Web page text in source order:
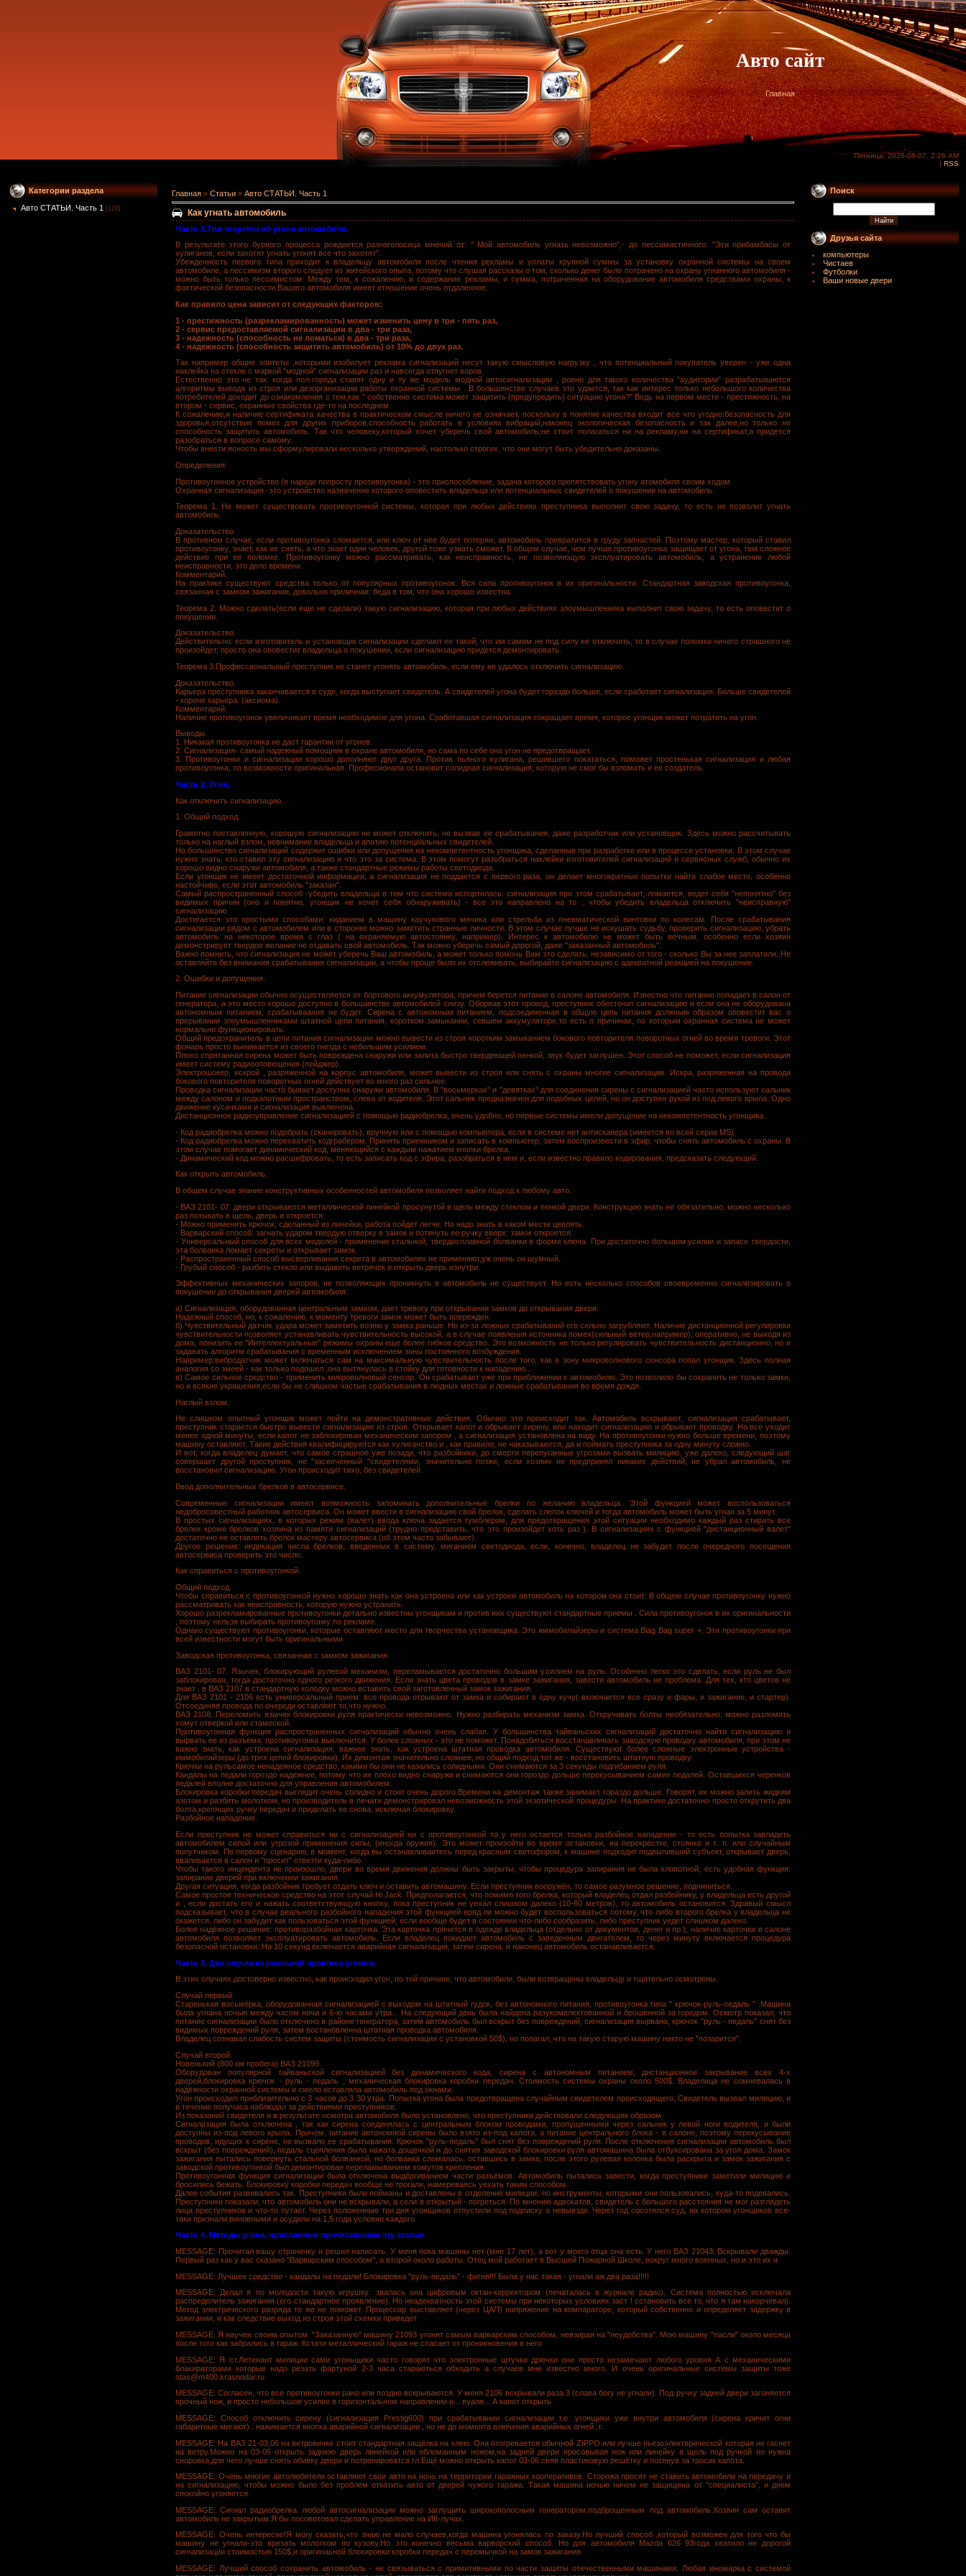
Авто сайт
Главная
Пятница, 2026-08-07, 2:26 AM
| RSS
Категории раздела
Авто СТАТЬИ. Часть 1 [128]
Главная » Статьи » Авто СТАТЬИ. Часть 1
Как угнать автомобиль
Часть 1.Три теоремы об угоне автомобиля.
В результате этого бурного процесса рождается разноголосица мнений от: " Мой автомобиль угнать невозможно",- до пессимистичного: "Эти прибамбасы от
хулиганов, если захотят угнать угонят все что захотят".
Убежденность первого типа приходит к владельцу автомобиля после чтения рекламы и уплаты крупной суммы за установку охранной системы на своем
автомобиле, а пессимизм второго следует из житейского опыта, потому что слушая рассказы о том, сколько денег было потрачено на охрану угнанного автомобиля -
можно быть только пессимистом. Между тем, к сожалению, и содержание рекламы, и сумма, потраченная на оборудование автомобиля средствами охраны, к
фактической безопасности Вашего автомобиля имеет отношение очень отдаленное.
Как правило цена зависит от следующих факторов:
1 - престижность (разрекламированность) может изменить цену в три - пять раз,
2 - сервис предоставляемой сигнализации в два - три раза,
3 - надежность (способность не ломаться) в два - три раза,
4 - надежность (способность защитить автомобиль) от 10% до двух раз.
Так например общие эпитеты ,которыми изобилует реклама сигнализаций несут такую смысловую нагрузку , что потенциальный покупатель уверен - уже одна
наклейка на стекле с маркой "модной" сигнализации раз и навсегда отпугнет воров.
Естественно это не так: когда пол-города ставят одну и ту же модель модной автосигнализации , ровно для такого количества "аудитории" разрабатываются
алгоритмы вывода из строя или дезорганизации работы охранной системы . В большинстве случаев это удается, так как интерес только небольшого количества
потребителей доходит до ознакомления с тем,как " собственно система может защитить (предупредить) ситуацию угона?" Ведь на первом месте - престижность, на
втором - сервис, охранные свойства где-то на последнем.
К сожалению,и наличие сертификата качества в практическом смысле ничего не означает, поскольку в понятие качества входит все что угодно:безопасность для
здоровья,отсутствие помех для других приборов,способность работать в условиях вибраций,наконец экологическая безопасность и так далее,но только не
способность защитить автомобиль. Так что человеку,который хочет уберечь свой автомобиль,не стоит полагаться ни на рекламу,ни на сертификат,а придется
разобраться в вопросе самому.
Чтобы внести ясность мы сформулировали несколько утверждений, настолько строгих, что они могут быть убедительно доказаны.
Определения:
Противоугонное устройство (в народе попросту противоугонка) - это приспособление, задача которого препятствовать угону атомобиля своим ходом.
Охранная сигнализация -это устройство назначение которого оповестить владельца или потенциальных свидетелей о покушении на автомобиль.
Теорема 1. Не может существовать противоугонной системы, которая при любых действиях преступника выполнит свою задачу, то есть не позволит угнать
автомобиль.
Доказательство.
В противном случае, если противоугонка сломается, или ключ от нее будет потерян, автомобиль превратится в груду запчастей. Поэтому мастер, который ставил
противоугонку, знает, как ее снять, а что знает один человек, другой тоже узнать сможет. В общем случае, чем лучше противоугонка защищает от угона, тем сложнее
действие при ее поломке. Противоугонку можно рассматривать, как неисправность, не позволяющую эксплуатировать автомобиль, а устранение любой
неисправности, это дело времени.
Комментарий.
На практике существуют средства только от популярных противоугонок. Вся сила противоугонок в их оригинальности. Cтандартная заводская противоугонка,
связанная с замком зажигания, довольно приличная: беда в том, что она хорошо известна.
Теорема 2. Можно сделать(если еще не сделали) такую сигнализацию, которая при любых действиях злоумышленника выполнит свою задачу, то есть оповестит о
покушении.
Доказательство.
Действительно: если изготовитель и установщик сигнализации сделают ее такой, что им самим не под силу ее отключить, то в случае поломки ничего страшного не
произойдет, просто она оповестит владельца о покушении, если сигнализацию придется демонтировать.
Теорема 3.Профессиональный преступник не станет угонять автомобиль, если ему не удалось отключить сигнализацию.
Доказательство.
Карьера преступника заканчивается в суде, когда выступает свидетель. А свидетелей угона будет гораздо больше, если сработает сигнализация. Больше свидетелей
- короче карьера. (аксиома).
Комментарий.
Наличие противоугонок увеличивает время необходимое для угона. Сработавшая сигнализация сокращает время, которое угонщик может потратить на угон.
Выводы.
1. Никакая противоугонка не даст гарантии от угонов.
2. Сигнализация- самый надежный помощник в охране автомобиля, но сама по себе она угон не предотвращает.
3. Противоугонки и сигнализации хорошо дополняют друг друга. Против пьяного хулигана, решившего покататься, поможет простенькая сигнализация и любая
противоугонка, по возможности оригинальная. Професионала остановит солидная сигнализация, которую не смог бы взломать и ее создатель.
Часть 2. Угон.
Как отключить сигнализацию.
1. Общий подход.
Грамотно поставленную, хорошую сигнализацию не может отключить, не вызвав ее срабатывания, даже разработчик или установщик. Здесь можно рассчитывать
только на наглый взлом, невнимание владельца и апатию потенциальных свидетелей.
Но большинство сигнализаций содержит ошибки или допущения на некомпетентность угонщика, сделанные при разработке или в процессе установки. В этом случае
нужно знать, кто ставил эту сигнализацию и что это за система. В этом помогут разобраться наклейки изготовителей сигнализаций и сервисных служб, обычно их
хорошо видно снаружи автомобиля, а также стандартные режимы работы светодиода.
Если угонщик не имеет достаточной информации, а сигнализация не поддается с первого раза, он делает многократные попытки найти слабое место, особенно
настойчиво, если этот автомобиль "заказан".
Самый распространенный способ -убедить владельца в том что система испортилась: сигнализация при этом срабатывает, ломается, ведет себя "непонятно" без
видимых причин (оно и понятно, угонщик не хочет себя обнаруживать) - все это направлено на то , чтобы убедить владельца отключить "неисправную"
сигнализацию.
Достигается это простыми способами: киданием в машину каучукового мячика или стрельба из пневматической винтовки по колесам. После срабатывания
сигнализации рядом с автомобилем или в сторонке можно заметить странные личности. В этом случае лучше не искушать судьбу, проверить сигнализацию, убрать
автомобиль на некоторое время с глаз ( на охраняемую автостоянку, например). Интерес к автомобилю не может быть вечным, особенно если хозяин
демонстрирует твердое желание не отдавать свой автомобиль. Так можно уберечь самый дорогой, даже "заказанный автомобиль".
Важно помнить, что сигнализация не может уберечь Ваш автомобиль, а может только помочь Вам это сделать, независимо от того - сколько Вы за нее заплатили. Не
оставляйте без внимания срабатывания сигнализации, а чтобы проще было их отслеживать, выбирайте сигнализацию с адекватной реакцией на покушение.
2. Ошибки и допущения.
Питание сигнализации обычно осуществляется от бортового аккумулятора, причем берется питание в салоне автомобиля. Известно что питание попадает в салон от
генератора, а это место хорошо доступно в большинстве автомобилей снизу. Оборвав этот провод, преступник обесточит сигнализацию и если она не оборудована
автономным питанием, срабатываания не будет. Сирена с автономным питанием, подсоединенная в общую цепь питания должным образом оповестит вас о
прерывании злоумышленниками штатной цепи питания, коротком замыкании, севшем аккумуляторе,то есть о причинах, по которым охранная система не может
нормально функционировать.
Общий предохранитель в цепи питания сигнализации можно вывести из строя коротким замыканием бокового повторителя поворотных огней во время тревоги. Этот
фонарь просто вынимается из своего гнезда с небольшим усилием.
Плохо спрятанная сирена может быть повреждена снаружи или залита быстро твердеющей пенкой, звук будет заглушен. Этот способ не поможет, если сигнализация
имеет систему радиооповещения (пейджер).
Электрошокер, искрой , разряженной на корпус автомобиля, может вывести из строя или снять с охраны многие сигнализации. Искра, разряженная на провода
бокового повторителя поворотных огней действует во много раз сильнее.
Проводка сигнализации часто бывает доступна снаружи автомобиля. В "восьмерках" и "девятках" для соединения сирены с сигнализацией часто используют сальник
между салоном и подкапотным пространством, слева от водителя. Этот сальник предназначен для подобных целей, но он доступен рукой из под левого крыла. Одно
движение кусачками и сигнализация выключена.
Дистанционное радиоуправление сигнализацией с помощью радиобрелка, очень удобно, но первые системы имели допущение на некомпетентность угонщика.
- Код радиобрелка можно подобрать (сканировать), вручную или с помощью компьютера, если в системе нет антисканера (имеется во всей серии MS).
- Код радиобрелка можно перехватить кодграбером. Принять приемником и записать в компьютер, затем воспроизвести в эфир, чтобы снять автомобиль с охраны. В
этом случае помогает динамический код, меняющийся с каждым нажатием кнопки брелка.
- Динамический код можно расшифровать, то есть записать код с эфира, разобраться в нем и, если известно правило кодирования, предсказать следующий.
Как открыть автомобиль.
В общем случае знание конструктивных особенностей автомобиля позволяет найти подход к любому авто.
- ВАЗ 2101- 07: двери открываются металлической линейкой просунутой в щель между стеклом и пенкой двери. Конструкцию знать не обязательно, можно несколько
раз потыкать в щель, дверь и откроется.
- Можно применить крючок, сделанный из линейки, работа пойдет легче. Но надо знать в каком месте цеплять.
- Варварский способ: загнать ударом твердую отверку в замок и потянуть ее ручку вверх: замок откроется.
- Универсальный способ для всех моделей - применение стальной, твердосплавной болванки в форме ключа. При достаточно большом усилии и запасе твердости,
эта болванка ломает секреты и открывает замок.
- Распространенный способ высверливания секрета в автомобилях не применяют,уж очень он шумный.
- Грубый способ - разбить стекло или выдавить ветрячок и открыть дверь изнутри.
Эффективных механических запоров, не позволяющих проникнуть в автомобиль не существует. Но есть несколько способов своевременно сигнализировать о
покушении до открывания дверей автомобиля:
а) Cигнализация, оборудованная центральным замком, дает тревогу при открывании замков до открывания двери.
Надежный способ, но, к сожалению, к моменту тревоги замок может быть поврежден.
б) Чувствительный датчик удара может заметить возню у замка раньше. Но из-за ложных срабатываний его сильно загрубляют. Наличие дистанционной регулировки
чувствительности позволяет устанавливать чувствительность высокой, а в случае появления источника помех(сильный ветер,например), оперативно, не выходя из
дома, понизить ее."Интеллектуальные" режимы охраны еще более гибкое средство. Это возможность не только регулировать чувствительность дистанционно, но и
задавать алгоритм срабатывания с временным исключением зоны постоянного возбуждения.
Например:вибродатчик может включаться сам на максимальную чувствительность после того, как в зону микроволнового сенсора попал угонщик. Здесь полная
аналогия со змеей - как только подошел ,она вытянулась в стойку для готовности к нападению...
в) Самое сильное средство - применить микроволновый сенсор. Он срабатывает уже при приближении к автомобилю. Это позволило бы сохранить не только замки,
но и всякие украшения,если бы не слишком частые срабатывания в людных местах и ложные срабатывания во время дождя.
Наглый взлом.
Не слишком опытный угонщик может пойти на демонстративные действия. Обычно это происходит так. Автомобиль вскрывают, сигнализация срабатывает,
преступник старается быстро вывести сигнализацию из строя. Открывает капот и обрывает сирену, или находит сигнализацию и обрывает проводку. На все уходит
менее одной минуты, если капот не заблокирован механическим запором , а сигнализация установлена на виду. На противоугонки нужно больше времени, поэтому
машину оставляют. Такие действия квалифицируются как хулиганство и , как правило, не наказываются, да и поймать преступника за одну минуту сложно.
И вот, когда владелец думает, что самое страшное уже позади, что разбойники, до смерти перепуганные угрозами вызвать милицию, уже далеко, следующий шаг
совершает другой преступник, не "засвеченный "свидетелями, значительно позже, если хозяин не предпринял никаких действий; не убрал автомобиль, не
восстановил сигнализацию. Угон происходит тихо, без свидетелей.
Ввод дополнительных брелков в автосервисе.
Современные сигнализации имеют возможность запоминать дополнительные брелки по желанию владельца. Этой функцией может воспользоваться
недобросовестный работник автосервиса. Он может ввести в сигнализацию свой брелок, сделать слепок ключей и тогда автомобиль может быть угнан за 5 минут.
В простых сигнализациях, в которых режим (валет) ввода ключа задается тумблером, для предотвращения этой ситуации необходимо каждый раз стирать все
брелки кроме брелков хозяина из памяти сигнализаций (трудно представить, что это произойдет хоть раз ). В сигнализациях с функцией "дистанционный валет"
достаточно не оставлять брелок мастеру автосервиса (об этом часто забывают).
Другое решение: индикация числа брелков, введенных в систему, миганием светодиода, если, конечно, владелец не забудет после очередного посещения
автосервиса проверить это число.
Как справиться с противоугонкой.
Общий подход.
Чтобы справиться с противоугонкой нужно хорошо знать как она устроена или как устроен автомобиль на котором она стоит. В общем случае противоугонку нужно
рассматривать как неисправность, которую нужно устранить.
Хорошо разрекламированные противоугонки детально известны угонщикам и против них существуют стандартные приемы . Сила противоугонок в их оригинальности
, поэтому нельзя выбирать противоугонку по рекламе.
Однако существуют противоугонки, которые оставляют место для творчества установщика. Это иммобилайзеры и система Blag Bag super +. Эти противоугонки при
всей известности могут быть оригинальными.
Заводская противоугонка, связанная с замком зажигания.
ВАЗ 2101- 07. Язычек, блокирующий рулевой механизм, переламывается достаточно большим усилием на руль. Особенно легко это сделать, если руль не был
заблокирован, тогда достаточно одного резкого движения. Если знать цвета проводов в замке зажигания, завести автомобиль не проблема. Для тех, кто цветов не
знает , в ВАЗ 2107 в стандартную колодку можно вставить свой заготовленный замок зажигания.
Для ВАЗ 2101 - 2106 есть универсальный прием: все провода отрывают от замка и собирают в одну кучу( включается все сразу и фары, и зажигание, и стартер).
Отсоединяя провода по очереди оставляют то,что нужно.
ВАЗ 2108. Переломить язычек блокировки руля практически невозможно. Нужно разбирать механизм замка. Откручивать болты необязательно, можно разломить
хомут отверкой или стамеской.
Противоугонная функция распространенных сигнализаций обычно очень слабая. У большинства тайваньских сигнализаций достаточно найти сигнализацию и
вырвать ее из разъема: противоугонка выключится. У более сложных - это не поможет. Понадобиться восстанавливать заводскую проводку автомобиля, при этом не
важно знать, как устроена сигнализация, важнее знать, как устроена штатная проводка автомобиля. Существуют более сложные электронные устройства -
иммобилайзеры (до трех цепей блокировки). Их демонтаж значительно сложнее, но общий подход тот же - восстановить штатную проводку.
Крючки на рульсамое ненадежное средство, какими бы они не казались солидными. Они снимаются за 3 секунды подгибанием руля.
Кандалы на педали гороздо надежнее, потому что их плохо видно снаружи и снимаются они гороздо дольше перекусыванием самих педалей. Оставшихся черенков
педалей вполне достаточно для управления автомобилем.
Блокировка коробки передач выглядит очень солидно и стоит очень дорого.Времени на демонтаж также занимает гораздо дольше. Говорят, их можно залить жидким
азотом и разбить молотком, но производитель в печати демонстрировал невозможность этой экзотической процедуры. На практике достаточно просто открутить два
болта,крепящих ручку передач и приделать ее снова, исключая блокировку.
Разбойное нападение.
Если преступник не может справиться ни с сигнализацией ни с противоугонкой то у него остается только разбойное нападение - то есть попытка завладеть
автомобилем силой или угрозой применения силы, (иногда оружия). Это может произойти во время остановки, на перекрёстке, стоянке и т. п. или случайным
попутчиком. По первому сценарию, в момент, когда вы останавливаитесь перед красным светофором, к машине подходит подвыпивший субъект, открывает дверь,
вваливается в салон и "просит" отвезти куда-либо.
Чтобы такого инцендента не произошло, двери во время движения должны быть закрыты, чтобы процедура запирания не была хлопотной, есть удобная функция:
запирание дверей при включении зажигания.
Другая ситуация, когда разбойник требует отдать ключ и оставить автомашину. Если преступник вооружён, то самое разумное решение, подчиниться.
Самое простое техническое средство на этот случай Hi Jack. Предполагается, что помимо того брелка, который владелец отдал разбойнику, у владельца есть другой
и , если достать его и нажать соответствующую кнопку, пока преступник не уехал слишком далеко (10-60 метров), то автомобиль остановится. Здравый смысл
подсказывает, что в случае реального разбойного нападения этой функцией вряд ли можно будет воспользоваться потому, что либо второго брелка у владельца не
окажется, либо он забудет как пользоваться этой функцией, если вообще будет в состоянии что-либо сообразить, либо преступник уедет слишком далеко.
Более надёжное решение: противоразбойная карточка. Эта карточка прячется в одежде владельца (отдельно от документов, денег и пр.), наличие карточки в салоне
автомобиля позволяет эксплуатировать автомобиль. Если владелец покидает автомобиль c заведенным двигателем, то через минуту включается процедура
безопасной остановки. На 10 секунд включается аварийная сигнализация, затем сирена, и наконец автомобиль останавливается.
Часть 3. Два случая из реальной практики угонов.
В этих случаях достоверно известно, как происходил угон, по той причине, что автомобили, были возвращены владельцу и тщательно осмотрены.
Случай первый.
Старенькая восьмёрка, оборудованная сигнализацией с выходом на штатный гудок, без автономного питания, противоугонка типа " крючок-руль-педаль " .Машина
была угнана ночью между часом ночи и 6-ю часами утра... На следующий день была найдена разукомплектованной и брошенной за городом. Осмотр показал, что
питание сигнализации было отключено в районе генератора, затем автомобиль был вскрыт без повреждений, сигнализация вырвана, крючок "руль - педаль" снят без
видимых повреждений руля, затем востановленна штатная проводка автомобиля.
Владелец сознавал слабость систем защиты (стоимость сигнализации с установкой 50$), но полагал, что на такую старую машину никто не "позарится".
Случай второй.
Новенький (800 км пробега) ВАЗ 21099.
Оборудован популярной тайваньской сигнализацией без динамического кода, сирена с автономным питанием, дистанционное закрывание всех 4-х
дверей,блокировка крючок - руль - педаль , механическая блокировка коробки передач. Стоимость системы охраны около 500$. Владелица не сомневалась в
надёжности охранной системы и смело оставляла автомобиль под окнами.
Угон происходил приблизительно с 3 часов до 3 30 утра. Попытка угона была предотвращена случайным свидетелем происходящего. Свидетель вызвал милицию, и
в течение получаса наблюдал за действиями преступников.
Из показаний свидетеля и в результате осмотра автомобиля было установлено, что преступники действовали следующим образом.
Сигнализация была отключена , так как сирена соединялась с центральным блоком проводами, пропущенными через сальник у левой ноги водителя, и были
доступны из-под левого крыла. Причём, питание автономной сирены было взято из-под капота, а питание центрального блока - в салоне, поэтому перекусывание
проводов, идущих к сирене, не вызвало ее срабатывания. Крючок "руль-педаль" был снят без повреждений руля. После отключения сигнализации автомобиль был
вскрыт (без повреждений), педаль сцепления была нажата дощечкой и до снятия заводской блокировки руля автомашина была отбуксирована за угол дома. Замок
зажигания пытались повернуть стальной болванкой, но болванка сломалась, оставшись в замке, после этого рулевая колонка была раскрыта и замок зажигания с
заводской противоугонкой был демонтирован переламыванием хомутов крепления.
Противоугонная функция сигнализации была отключена выдёргиванием части разъёмов. Автомобиль пытались завести, когда преступники заметили милицию и
бросились бежать. Блокировку коробки передач вообще не трогали, намереваясь уехать таким способом.
Далее события развивались так. Преступники были пойманы и доставлены в отделение милиции, но инструменты, которыми они пользовались, куда-то подевались.
Преступники показали, что автомобиль они не вскрывали, а сели в открытый - погреться. По мнению адвокатов, свидетель с большого расстояния не мог разглядеть
лица преступников и что-то путает. Через положенные три дня угонщиков отпустили под подписку о невыезде. Через год сосотялся суд, на котором угонщиков все-
таки признали виновными и осудили на 1,5 года условно каждого.
Часть 4. Методы угона, присланные прочитавшими эту статью
MESSAGE: Прочитал вашу страничку и решил написать. У меня пока машины нет (мне 17 лет), а вот у моего отца она есть. У него ВАЗ 21043. Вскрывали дважды.
Первый раз как у вас сказано "Варварским способом", а второй около работы. Отец мой работает в Высшей Пожарной Школе, вокруг много военных, но и это их н
MESSAGE: Лучшее средство - кандалы на педали! Блокировка "руль-педаль" - фигня!!! Была у нас такая - угнали аж два раза!!!!!
MESSAGE: Делал я по молодости такую игрушку: звалась она цифровым октан-корректором (печаталась в журнале радио). Система полностью исключала
распределитель зажигания (его стандартное проявление). Но неадекватность этой системы при некоторых условиях заст ! сстановить все то, что я там накорчевал).
Метод электрического разряда то же не поможет. Процессор выставляет (через ЦАП) напряжение на компараторе, который собственно и определяет задержку в
зажигании, и как следствие выход из строя этой схемки приведет
MESSAGE: Я научен своим опытом. "Заказанную" машину 21093 угонят самым варварским способом, невзирая на "неудобства". Мою машину "пасли" около месяца
после того как забрались в гараж. Кстати металлический гараж не спасает от проникновения в него
MESSAGE: Я ст.Летенант милиции сами угоньщики часто говорят что электронные штучки дрючки они просто незамечают любого уровня А с механическими
блакираторами которые надо резать фартуной 2-3 часа стараються обходить а случаев мне известно много. И очень оригинальные системы защиты тоже
stas@m400.krasnodar.ru
MESSAGE: Согласен, что все противоугонки рано или поздно вскрываются. У меня 2106 вскрывали раза 3 (слава богу не угнали). Под ручку задней двери загоняется
прочный нож, и просто небольшое усилие в горизонтальном направлении и... вуаля... А капот открыть
MESSAGE: Способ отключить сирену (сигнализация Prestig600) при срабатывании сигнализации т.е .угонщики уже внутри автомобиля (сирена кричит огни
габаритные мигают) : нажимается кнопка аварийной сигнализации , но не до момента влючения аварийных огней ,т.
MESSAGE: На ВАЗ 21-03,06 на ветровичке стоит стандартная защёлка на клею. Она отогревается обычной ZIPPO или лучше пьезоэлектврической которая не гаснет
на ветру.Можно на 03-06 открыть заднюю дверь линейкой или обломанным ножом,на задней двери просовывая нож или линейку в щель под ручкой но нужна
сноровка,для чего лучше снять обивку двери и потренироватся гл Ещё можно открыть капот 03-06 сняв пластиковую решётку и потянув за тросик капота.
MESSAGE: Очень многие автолюбители оставляют свои авто на ночь на территории гаражных кооперативов. Сторожа просят не ставить автомобили на передачу и
на сигнализацию, чтобы можно было без проблем откатить авто от дверей чужого гаража. Такая машина ночью ничем не защищена от "специалиста", и днем
спокойно угоняется.
MESSAGE: Сигнал радиобрелка любой автосигнализации можно заглушить широкополосным генератором,подброщенным под автомобиль.Хозяин сам оставит
автомобиль не закрытым.Я бы посоветовал сделать управление на ИК-лучах.
MESSAGE: Очень интересно!Я могу сказать,что знаю не мало случаев,когда машина угонялась по заказу.Но лучший способ ,который возможен для того что бы
машину не угнали-это врезать молотком по кузову.Но это конечно весьма варворский способ. Но для автомобиля Mazda 626 93года хватило не дорогой
сигнализации стоимостью 150$,и оригинаьной блокировки коробки передач с перемычкой на замок зажигания.
MESSAGE: Лучший способ сохранить автомобиль - не связываться с примитивными по части защиты отечественными машинами. Любая иномарка с системой
Поиск
Друзья сайта
компьютеры
Чистаев
Футболки
Ваши новые двери